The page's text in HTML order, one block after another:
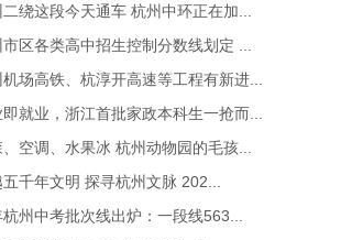
绕这段今天通车 杭州中环正在加...
区各类高中招生控制分数线划定 ...
场高铁、杭淳开高速等工程有新进...
就业，浙江首批家政本科生一抢而...
空调、水果冰 杭州动物园的毛孩...
五千年文明 探寻杭州文脉 202...
州中考批次线出炉：一段线563...